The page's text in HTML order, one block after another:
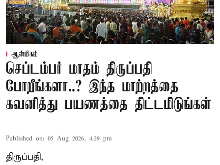
ஆன்மிகம்
செப்டம்பர் மாதம் திருப்பதி
போறீங்களா..? இந்த மாற்றத்தை
கவனித்து பயணத்தை திட்டமிடுங்கள்
Published on: 05 Aug 2026, 4:29 pm
திருப்பதி,